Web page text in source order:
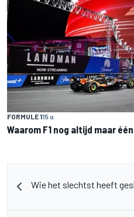
FORMULE 115 u
Waarom F1 nog altijd maar
Wie het slechtst heeft